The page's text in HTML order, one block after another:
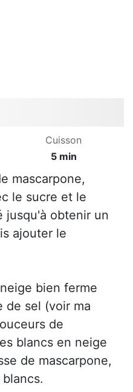
Cuisson
5 min
mascarpone,
le sucre et le
jusqu'à obtenir un
ajouter le
bien ferme
de sel (voir ma
de
blancs en neige
de mascarpone,